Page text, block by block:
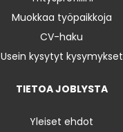
Muokkaa työpaikkoja
CV-haku
Usein kysytyt kysymykset
TIETOA JOBLYSTA
Yleiset ehdot